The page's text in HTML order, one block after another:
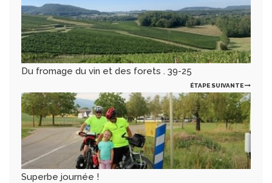
Du fromage du vin et des forets . 39-25
ÉTAPE SUIVANTE
Superbe journée !